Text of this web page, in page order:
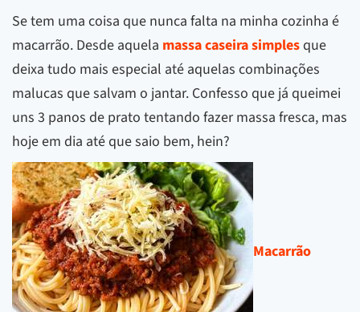
Se tem uma coisa que nunca falta na minha cozinha é
macarrão. Desde aquela massa caseira simplesque
deixa tudo mais especial até aquelas combinações
malucas que salvam o jantar. Confesso que já queimei
uns 3 panos de prato tentando fazer massa fresca, mas
hoje em dia até que saio bem, hein?
Macarrão